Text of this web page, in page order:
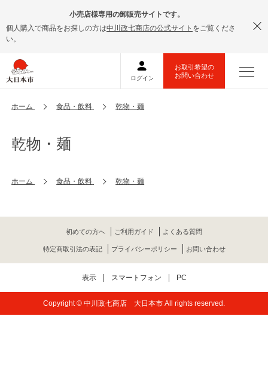
小売店様専用の卸販売サイトです。
個人購入で商品をお探しの方は中川政七商店の公式サイト をご覧くださ
い。
ホーム 食品・飲料 乾物・麺
乾物・麺
ホーム 食品・飲料 乾物・麺
初めての方へ ご利用ガイド よくある質問
特定商取引法の表記 プライバシーポリシー お問い合わせ
表示 スマートフォン PC
Copyright © 中川政七商店 大日本市 All rights reserved.